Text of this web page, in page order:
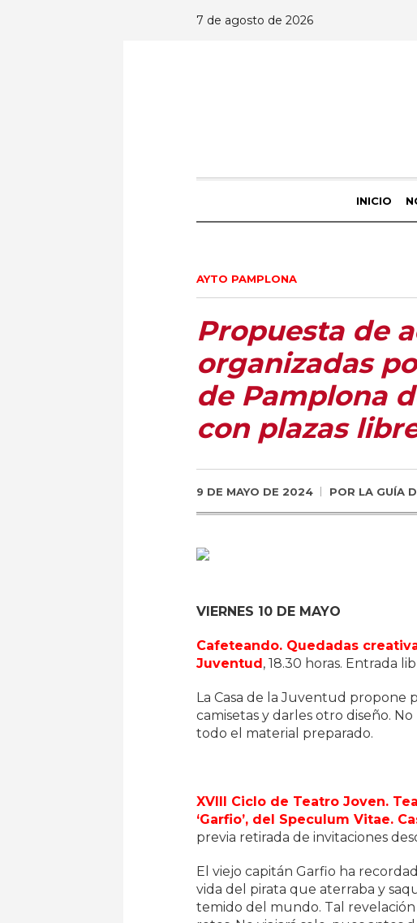
7 de agosto de 2026
INICIO
AYTO PAMPLONA
Propuesta de
organizadas
de Pamplona
con plazas
9 DE MAYO DE 2024 POR LA GUÍA
VIERNES 10 DE MAYO
Cafeteando. Quedadas
Juventud , 18.30 horas. Entrada
La Casa de la Juventud propone
camisetas y darles otro diseño.
todo el material preparado.
XVIII Ciclo de Teatro Joven.
‘Garfio’, del Speculum Vitae.
previa retirada de invitaciones
El viejo capitán Garfio ha
vida del pirata que aterraba y
temido del mundo. Tal